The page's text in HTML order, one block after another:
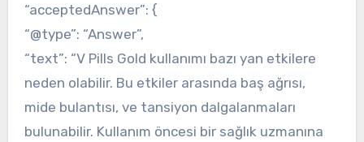
“acceptedAnswer”: {
“@type”: “Answer”,
“text”: “V Pills Gold kullanımı bazı yan etkilere
neden olabilir. Bu etkiler arasında baş ağrısı,
mide bulantısı, ve tansiyon dalgalanmaları
bulunabilir. Kullanım öncesi bir sağlık uzmanına